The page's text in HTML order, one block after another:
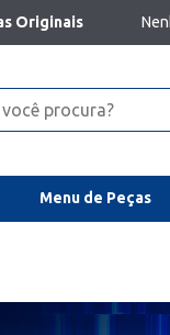
Originais
Menu de Peças